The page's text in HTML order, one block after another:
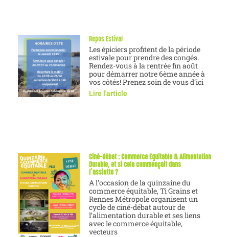
Repos Estival
Les épiciers profitent de la période
estivale pour prendre des congés.
Rendez-vous à la rentrée fin août
pour démarrer notre 6ème année à
vos côtés! Prenez soin de vous d’ici
Lire l'article
Ciné-débat : Commerce Equitable & Alimentation
Durable, et si cela commençait dans
l’assiette ?
A l’occasion de la quinzaine du
commerce équitable, Ti Grains et
Rennes Métropole organisent un
cycle de ciné-débat autour de
l’alimentation durable et ses liens
avec le commerce équitable,
vecteurs